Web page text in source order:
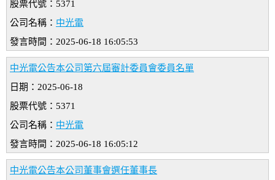
股票代號：5371
公司名稱： 中光電
發言時間：2025-06-18 16:05:53
中光電公告本公司第六屆審計委員會委員名單
日期：2025-06-18
股票代號：5371
公司名稱： 中光電
發言時間：2025-06-18 16:05:12
中光電公告本公司董事會選任董事長